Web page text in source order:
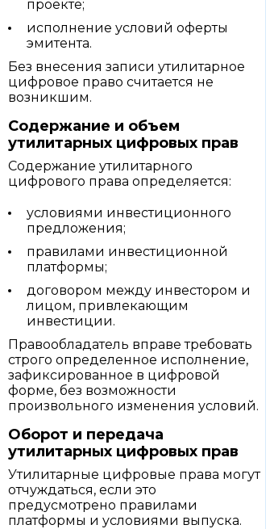
проекте;
исполнение условий оферты
эмитента.
Без внесения записи утилитарное
цифровое право считается не
возникшим.
Содержание и объем
утилитарных цифровых прав
Содержание утилитарного
цифрового права определяется:
условиями инвестиционного
предложения;
правилами инвестиционной
платформы;
договором между инвестором и
лицом, привлекающим
инвестиции.
Правообладатель вправе требовать
строго определенное исполнение,
зафиксированное в цифровой
форме, без возможности
произвольного изменения условий.
Оборот и передача
утилитарных цифровых прав
Утилитарные цифровые права могут
отчуждаться, если это
предусмотрено правилами
платформы и условиями выпуска.